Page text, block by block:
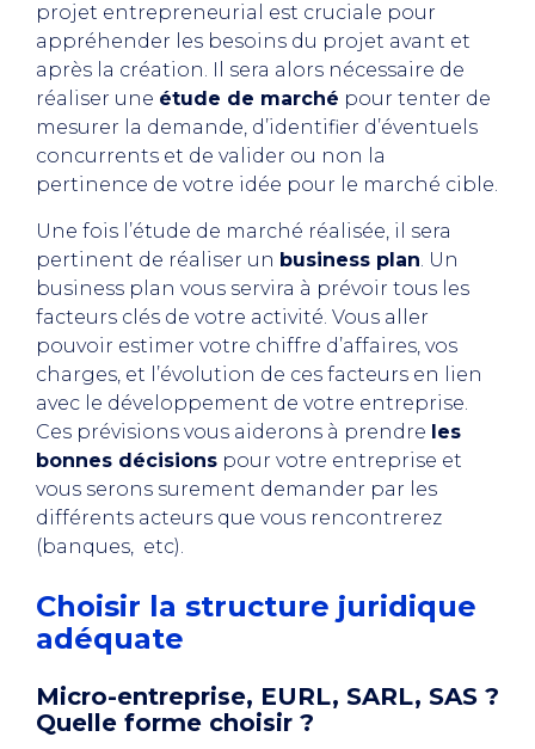
projet entrepreneurial est cruciale pour
appréhender les besoins du projet avant et
après la création. Il sera alors nécessaire de
réaliser une étude de marché pour tenter de
mesurer la demande, d’identifier d’éventuels
concurrents et de valider ou non la
pertinence de votre idée pour le marché cible.
Une fois l’étude de marché réalisée, il sera
pertinent de réaliser un business plan. Un
business plan vous servira à prévoir tous les
facteurs clés de votre activité. Vous aller
pouvoir estimer votre chiffre d’affaires, vos
charges, et l’évolution de ces facteurs en lien
avec le développement de votre entreprise.
Ces prévisions vous aiderons à prendre les
bonnes décisions pour votre entreprise et
vous serons surement demander par les
différents acteurs que vous rencontrerez
(banques, etc).
Choisir la structure juridique
adéquate
Micro-entreprise, EURL, SARL, SAS ?
Quelle forme choisir ?